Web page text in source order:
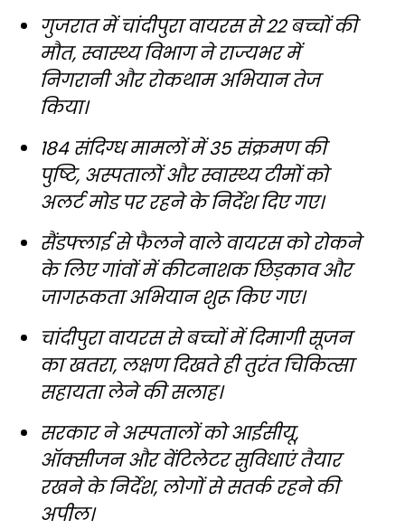
गुजरात में चांदीपुरा वायरस से 22 बच्चों की
मौत, स्वास्थ्य विभाग ने राज्यभर में
निगरानी और रोकथाम अभियान तेज
किया।
184 संदिग्ध मामलों में 35 संक्रमण की
पुष्टि, अस्पतालों और स्वास्थ्य टीमों को
अलर्ट मोड पर रहने के निर्देश दिए गए।
सैंडफ्लाई से फैलने वाले वायरस को रोकने
के लिए गांवों में कीटनाशक छिड़काव और
जागरूकता अभियान शुरू किए गए।
चांदीपुरा वायरस से बच्चों में दिमागी सूजन
का खतरा, लक्षण दिखते ही तुरंत चिकित्सा
सहायता लेने की सलाह।
सरकार ने अस्पतालों को आईसीयू,
ऑक्सीजन और वेंटिलेटर सुविधाएं तैयार
रखने के निर्देश, लोगों से सतर्क रहने की
अपील।